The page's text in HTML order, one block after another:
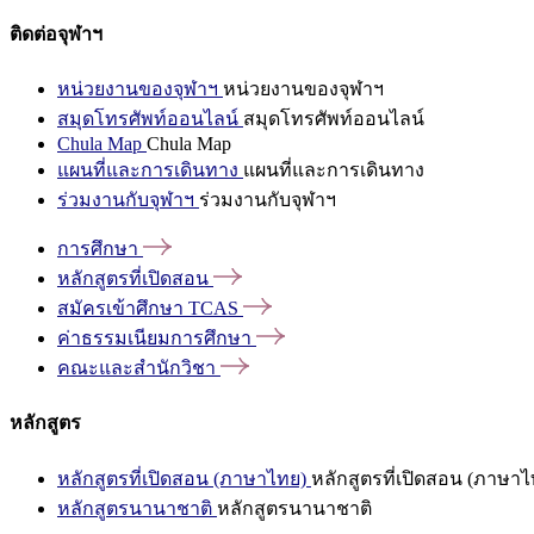
ติดต่อจุฬาฯ
หน่วยงานของจุฬาฯ หน่วยงานของจุฬาฯ
สมุดโทรศัพท์ออนไลน์ สมุดโทรศัพท์ออนไลน์
Chula Map Chula Map
แผนที่และการเดินทาง แผนที่และการเดินทาง
ร่วมงานกับจุฬาฯ ร่วมงานกับจุฬาฯ
การศึกษา
หลักสูตรที่เปิดสอน
สมัครเข้าศึกษา TCAS
ค่าธรรมเนียมการศึกษา
คณะและสำนักวิชา
หลักสูตร
หลักสูตรที่เปิดสอน (ภาษาไทย) หลักสูตรที่เปิดสอน (ภาษาไ
หลักสูตรนานาชาติ หลักสูตรนานาชาติ